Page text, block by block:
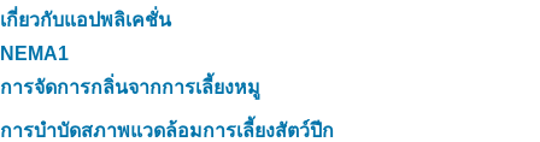
เกี่ยวกับแอปพลิเคชั่น
NEMA1
การจัดการกลิ่นจากการเลี้ยงหมู
การบำบัดสภาพแวดล้อมการเลี้ยงสัตว์ปีก